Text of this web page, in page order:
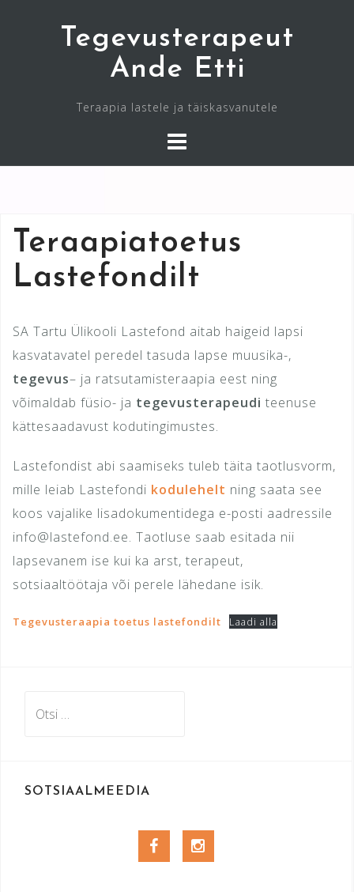
Tegevusterapeut
Ande Etti
Teraapia lastele ja täiskasvanutele
Teraapiatoetus
Lastefondilt
SA Tartu Ülikooli Lastefond aitab haigeid lapsi
kasvatavatel peredel tasuda lapse muusika-,
tegevus– ja ratsutamisteraapia eest ning
võimaldab füsio- ja tegevusterapeudi teenuse
kättesaadavust kodutingimustes.
Lastefondist abi saamiseks tuleb täita taotlusvorm,
mille leiab Lastefondi kodulehelt ning saata see
koos vajalike lisadokumentidega e-posti aadressile
info@lastefond.ee. Taotluse saab esitada nii
lapsevanem ise kui ka arst, terapeut,
sotsiaaltöötaja või perele lähedane isik.
Tegevusteraapia toetus lastefondilt Laadi alla
SOTSIAALMEEDIA
Facebook